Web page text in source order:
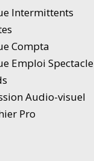
Intermittents
Compta
Emploi Spectacle
Audio-visuel
Pro